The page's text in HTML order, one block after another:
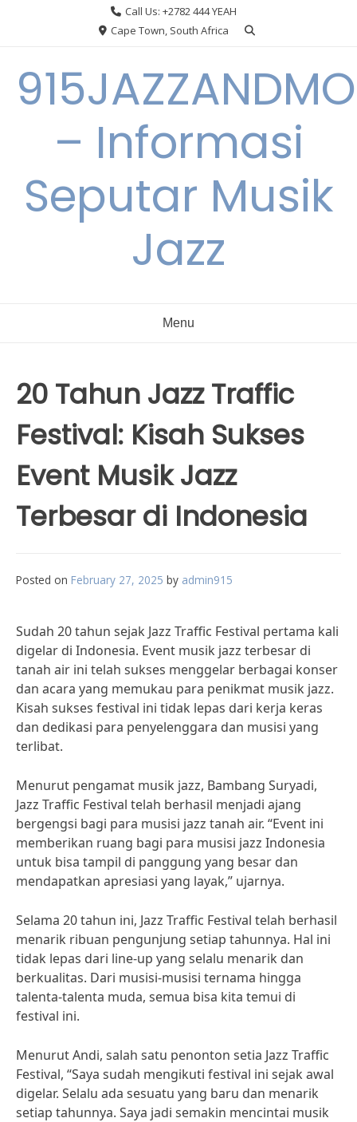
Call Us: +2782 444 YEAH
Cape Town, South Africa
– Informasi
Seputar Musik
Jazz
Menu
20 Tahun Jazz Traffic
Festival: Kisah Sukses
Event Musik Jazz
Terbesar di Indonesia
Posted on February 27, 2025 by admin915
Sudah 20 tahun sejak Jazz Traffic Festival pertama kali
digelar di Indonesia. Event musik jazz terbesar di
tanah air ini telah sukses menggelar berbagai konser
dan acara yang memukau para penikmat musik jazz.
Kisah sukses festival ini tidak lepas dari kerja keras
dan dedikasi para penyelenggara dan musisi yang
terlibat.
Menurut pengamat musik jazz, Bambang Suryadi,
Jazz Traffic Festival telah berhasil menjadi ajang
bergengsi bagi para musisi jazz tanah air. “Event ini
memberikan ruang bagi para musisi jazz Indonesia
untuk bisa tampil di panggung yang besar dan
mendapatkan apresiasi yang layak,” ujarnya.
Selama 20 tahun ini, Jazz Traffic Festival telah berhasil
menarik ribuan pengunjung setiap tahunnya. Hal ini
tidak lepas dari line-up yang selalu menarik dan
berkualitas. Dari musisi-musisi ternama hingga
talenta-talenta muda, semua bisa kita temui di
festival ini.
Menurut Andi, salah satu penonton setia Jazz Traffic
Festival, “Saya sudah mengikuti festival ini sejak awal
digelar. Selalu ada sesuatu yang baru dan menarik
setiap tahunnya. Saya jadi semakin mencintai musik